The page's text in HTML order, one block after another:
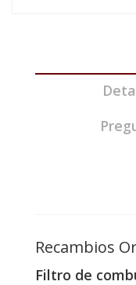
Recambios
Filtro de